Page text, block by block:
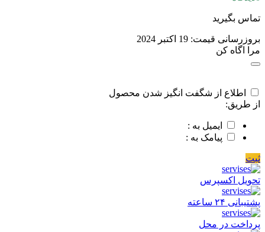
تماس بگیرید
بروزرسانی قیمت: 19 اکتبر 2024
مرا اگاه کن
اطلاع از شگفت انگیز شدن محصول
از طریق:
ایمیل به :
پیامک به :
ثبت
تحویل اکسپرس
پشتیبانی ۲۴ ساعته
پرداخت در محل